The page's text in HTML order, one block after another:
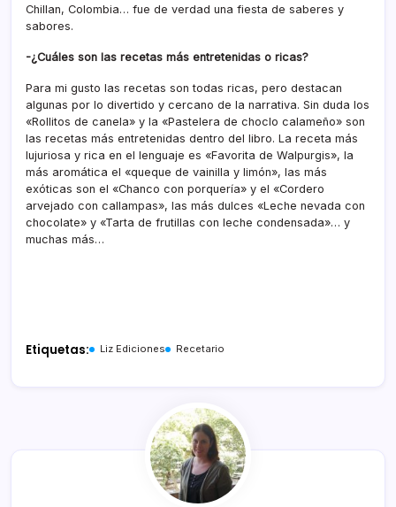
Chillan, Colombia… fue de verdad una fiesta de saberes y
sabores.
-¿Cuáles son las recetas más entretenidas o ricas?
Para mi gusto las recetas son todas ricas, pero destacan
algunas por lo divertido y cercano de la narrativa. Sin duda los
«Rollitos de canela» y la «Pastelera de choclo calameño» son
las recetas más entretenidas dentro del libro. La receta más
lujuriosa y rica en el lenguaje es «Favorita de Walpurgis», la
más aromática el «queque de vainilla y limón», las más
exóticas son el «Chanco con porquería» y el «Cordero
arvejado con callampas», las más dulces «Leche nevada con
chocolate» y «Tarta de frutillas con leche condensada»… y
muchas más…
Etiquetas: Liz Ediciones Recetario